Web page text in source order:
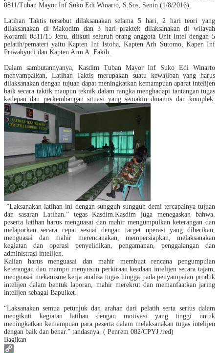
0811/Tuban Mayor Inf Suko Edi Winarto, S.Sos, Senin (1/8/2016).
Latihan Taktis tersebut dilaksanakan selama 5 hari, 2 hari teori yang
dilaksanakan di Makodim dan 3 hari praktek dilaksanakan di wilayah
Koramil 0811/15 Jenu, diikuti seluruh orang anggota Unit Intel dengan 5
pelatih/pemateri yaitu Kapten Inf Istoha, Kapten Arh Sutomo, Kapen Inf
Priwahyudi dan Kapten Arm A. Fakih.
Dalam sambutannyanya, Kasdim Tuban Mayor Inf Suko Edi Winarto
menyampaikan, Latihan Taktis merupakan suatu kewajiban yang harus
dilaksanakan dengan tujuan dapat meningkatkan kemampuan aparat intelijen
baik secara taktik maupun teknik dalam rangka menghadapi tantangan tugas
kedepan dan perkembangan situasi yang semakin dinamis dan komplek.
”Laksanakan latihan ini dengan sungguh-sungguh demi tercapainya tujuan
dan sasaran Latihan.” tegas Kasdim.Kasdim juga menegaskan bahwa,
peserta latihan harus menguasai dan mahir mengumpulkan keterangan dan
melaporkan secara cepat sesuai dengan target operasi yang diberikan,
menguasai dan mahir merencanakan, mempersiapkan, melaksanakan
kegiatan dan operasi penyelidikan, pengamanan, penggalangan
dan
administrasi intelijen
Kalian harusmenguasai dan mahir membuat rencana pengumpulan
keterangan dan mampu menyusun perkiraan keadaan intelijen secara tajam,
menguasai mekanisme kerja analisa tugas hingga pada penyampaian produk
intelijen dalam bentuk laporan, mahir merekrut dan memanfaatkan jaring
intelijen sebagai Bapulket.
“Laksanakan semua petunjuk dan arahan dari pelatih serta serius dalam
mengikuti kegiatan latihan dengan motivasi yang tinggi untuk
meningkatkan kemampuan para peserta dalam melaksanakan tugas intelijen
dengan baik dan benar.” tandasnya. ( Penrem 082/CPYJ /red)
Bagikan